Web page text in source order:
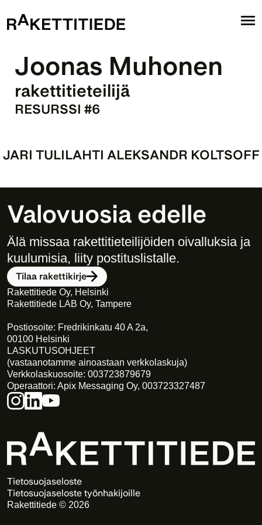
Joonas Muhonen
rakettitieteilijä
RESURSSI #6
JARI TULILAHTI ALEKSANDR KOLTSOFF
Valovuosia edelle
Älä missaa rakettitieteilijöiden oivalluksia ja
kuulumisia, liity postituslistalle.
Tilaa rakettikirje
Rakettitiede Oy, Helsinki
Rakettitiede LAB Oy, Tampere
Postiosoite: Fredrikinkatu 40 A 2a,
00100 Helsinki
LASKUTUSOHJEET
(vastaanotamme ainoastaan verkkolaskuja)
Verkkolaskuosoite: 003723879679
Operaattori: Apix Messaging Oy, 003723327487
Tietosuojaseloste
Tietosuojaseloste työnhakijoille
Rakettitiede © 2026